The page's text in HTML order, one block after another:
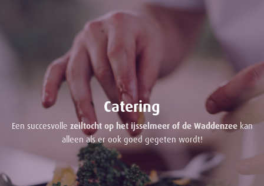
Catering
Een succesvolle zeiltocht op het ijsselmeer of de Waddenzeekan
alleen als er ook goed gegeten wordt!